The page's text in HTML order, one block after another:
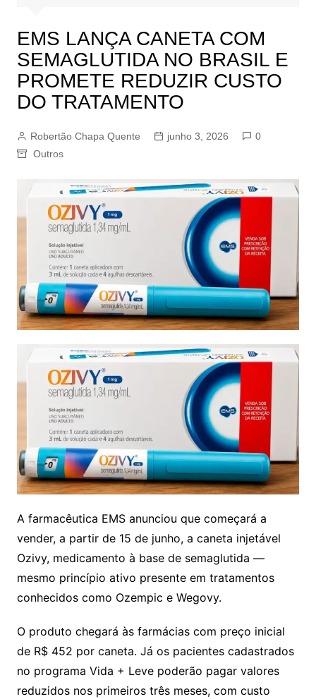
EMS LANÇA CANETA COM
SEMAGLUTIDA NO BRASIL E
PROMETE REDUZIR CUSTO
DO TRATAMENTO
Robertão Chapa Quente junho 3, 2026
0
Outros
A farmacêutica EMS anunciou que começará a
vender, a partir de 15 de junho, a caneta injetável
Ozivy, medicamento à base de semaglutida —
mesmo princípio ativo presente em tratamentos
conhecidos como Ozempic e Wegovy.
O produto chegará às farmácias com preço inicial
de R$ 452 por caneta. Já os pacientes cadastrados
no programa Vida + Leve poderão pagar valores
reduzidos nos primeiros três meses, com custo